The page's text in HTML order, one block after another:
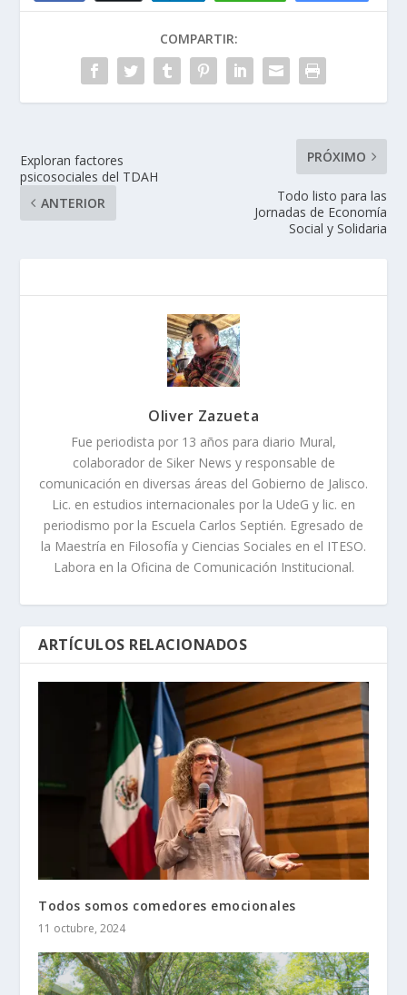
COMPARTIR:
Exploran factores
psicosociales del TDAH
ANTERIOR
PRÓXIMO
Todo listo para las
Jornadas de Economía
Social y Solidaria
Oliver Zazueta
Fue periodista por 13 años para diario Mural,
colaborador de Siker News y responsable de
comunicación en diversas áreas del Gobierno de Jalisco.
Lic. en estudios internacionales por la UdeG y lic. en
periodismo por la Escuela Carlos Septién. Egresado de
la Maestría en Filosofía y Ciencias Sociales en el ITESO.
Labora en la Oficina de Comunicación Institucional.
ARTÍCULOS RELACIONADOS
Todos somos comedores emocionales
11 octubre, 2024